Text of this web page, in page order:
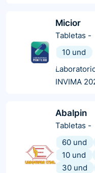
Micior
Tabletas -
10 und
INVIMA
Abalpin
Tabletas -
60 und
10 und
30 und